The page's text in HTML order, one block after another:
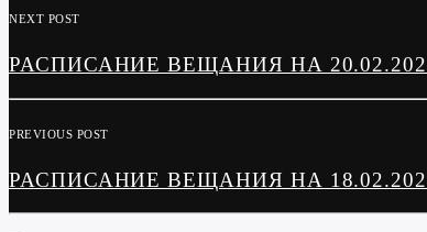
NEXT POST
РАСПИСАНИЕ ВЕЩАНИЯ НА
PREVIOUS POST
РАСПИСАНИЕ ВЕЩАНИЯ НА